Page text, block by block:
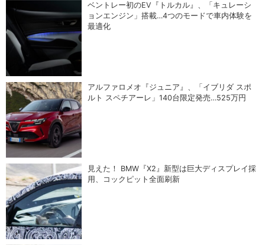
ベントレー初のEV『トルカル』、「キュレーシ
ョンエンジン」搭載…4つのモードで車内体験を
最適化
アルファロメオ『ジュニア』、「イブリダ スポ
ルト スペチアーレ」140台限定発売…525万円
見えた！ BMW『X2』新型は巨大ディスプレイ採
用、コックピット全面刷新